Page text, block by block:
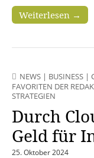
Weiterlesen →
NEWS | BUSINESS |
FAVORITEN DER
STRATEGIEN
Durch
Geld für
25. Oktober 2024